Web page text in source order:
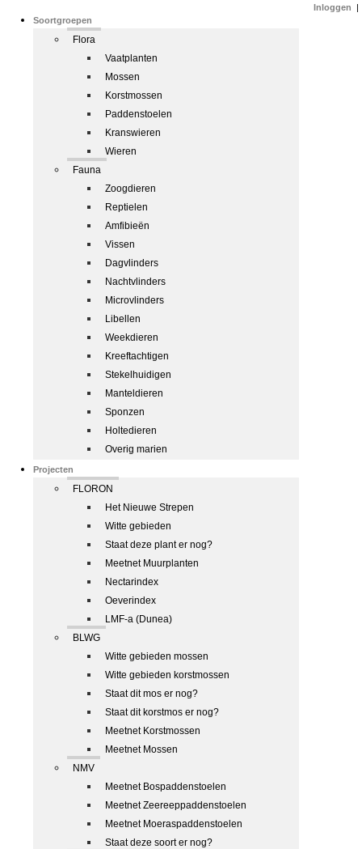
Soortgroepen
Flora
Vaatplanten
Mossen
Korstmossen
Paddenstoelen
Kranswieren
Wieren
Fauna
Zoogdieren
Reptielen
Amfibieën
Vissen
Dagvlinders
Nachtvlinders
Microvlinders
Libellen
Weekdieren
Kreeftachtigen
Stekelhuidigen
Manteldieren
Sponzen
Holtedieren
Overig marien
Projecten
FLORON
Het Nieuwe Strepen
Witte gebieden
Staat deze plant er nog?
Meetnet Muurplanten
Nectarindex
Oeverindex
LMF-a (Dunea)
BLWG
Witte gebieden mossen
Witte gebieden korstmossen
Staat dit mos er nog?
Staat dit korstmos er nog?
Meetnet Korstmossen
Meetnet Mossen
NMV
Meetnet Bospaddenstoelen
Meetnet Zeereeppaddenstoelen
Meetnet Moeraspaddenstoelen
Staat deze soort er nog?
Inloggen |